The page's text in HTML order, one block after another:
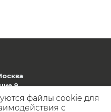
9
файлы cookie для
с